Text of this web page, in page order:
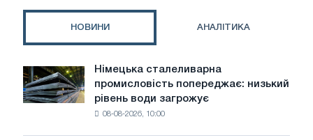
НОВИНИ АНАЛІТИКА
Німецька
сталеливарна
промисловість
Німецька сталеливарна
промисловість попереджає: низький
рівень води загрожує
08-08-2026, 10:00